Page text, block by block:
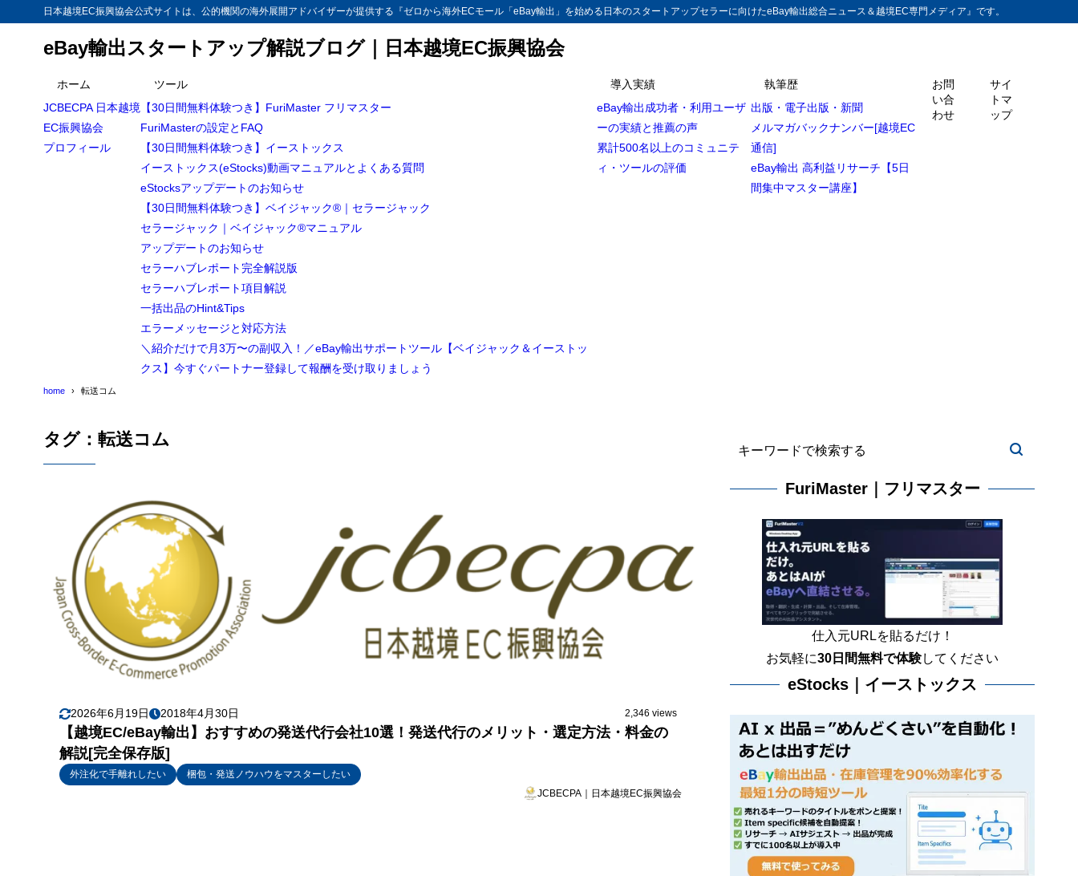
日本越境EC振興協会公式サイトは、公的機関の海外展開アドバイザーが提供する『ゼロから海外ECモール「eBay輸出」を始める日本のスタートアップセラーに向けたeBay輸出総合ニュース＆越境EC専門メディア』です。
eBay輸出スタートアップ解説ブログ｜日本越境EC振興協会
ホーム
JCBECPA 日本越境
EC振興協会
プロフィール
ツール
【30日間無料体験つき】FuriMaster フリマスター
FuriMasterの設定とFAQ
【30日間無料体験つき】イーストックス
イーストックス(eStocks)動画マニュアルとよくある質問
eStocksアップデートのお知らせ
【30日間無料体験つき】ベイジャック®｜セラージャック
セラージャック｜ベイジャック®マニュアル
アップデートのお知らせ
セラーハブレポート完全解説版
セラーハブレポート項目解説
一括出品のHint&Tips
エラーメッセージと対応方法
＼紹介だけで月3万〜の副収入！／eBay輸出サポートツール【ベイジャック＆イーストッ
クス】今すぐパートナー登録して報酬を受け取りましょう
導入実績
eBay輸出成功者・利用ユーザ
ーの実績と推薦の声
累計500名以上のコミュニテ
ィ・ツールの評価
執筆歴
出版・電子出版・新聞
メルマガバックナンバー[越境EC
通信]
eBay輸出 高利益リサーチ【5日
間集中マスター講座】
お問
い合
わせ
サイ
トマ
ップ
home 転送コム
タグ：転送コム
2026年6月19日 2018年4月30日 2,346 views
【越境EC/eBay輸出】おすすめの発送代行会社10選！発送代行のメリット・選定方法・料金の
解説[完全保存版]
外注化で手離れしたい
梱包・発送ノウハウをマスターしたい
JCBECPA｜日本越境EC振興協会
FuriMaster｜フリマスター
仕入元URLを貼るだけ！
お気軽に30日間無料で体験してください
eStocks｜イーストックス